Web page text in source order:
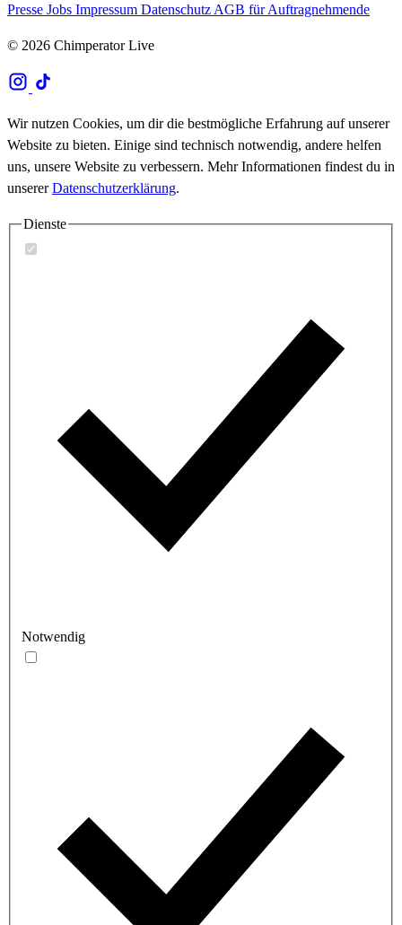
Presse Jobs Impressum Datenschutz AGB für Auftragnehmende
© 2026 Chimperator Live
Wir nutzen Cookies, um dir die bestmögliche Erfahrung auf unserer
Website zu bieten. Einige sind technisch notwendig, andere helfen
uns, unsere Website zu verbessern. Mehr Informationen findest du in
unsererDatenschutzerklärung.
Dienste
Notwendig